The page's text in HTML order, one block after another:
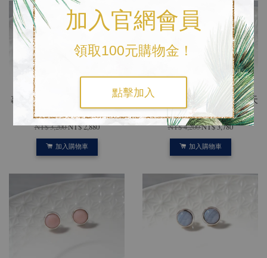
加入官網會員
領取100元購物金！
點擊加入
慕森女神 | 孔雀石 / 925純銀 |
天然寶石耳環
NT$ 3,200NT$ 2,880
加入購物車
金絲縷 | 金髮晶 / 925純銀 | 天
然寶石耳環
NT$ 4,200NT$ 3,780
加入購物車